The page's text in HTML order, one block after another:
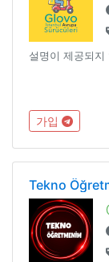
설명이 제공되지
가입
Tekno